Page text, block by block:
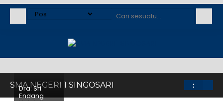
SMA NEGERI 1 SINGOSARI :
Dra. Sri
Endang